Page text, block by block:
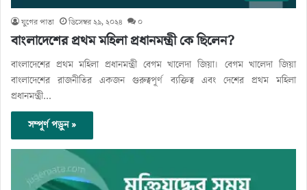
যুগের পাতা ডিসেম্বর ২৯, ২০২৪ ০
বাংলাদেশের প্রথম মহিলা প্রধানমন্ত্রী কে ছিলেন?
বাংলাদেশের প্রথম মহিলা প্রধানমন্ত্রী বেগম খালেদা জিয়া। বেগম খালেদা জিয়া
বাংলাদেশের রাজনীতির একজন গুরুত্বপূর্ণ ব্যক্তিত্ব এবং দেশের প্রথম মহিলা
প্রধানমন্ত্রী…
সম্পূর্ণ পড়ুন »